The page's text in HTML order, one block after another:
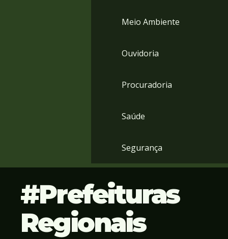
Meio Ambiente
Ouvidoria
Procuradoria
Saúde
Segurança
Prefeituras
Regionais